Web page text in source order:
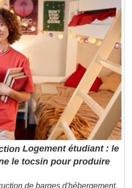
-0:00
off, selected
, opens subtitles
, selected
Logement étudiant : le
le tocsin pour produire